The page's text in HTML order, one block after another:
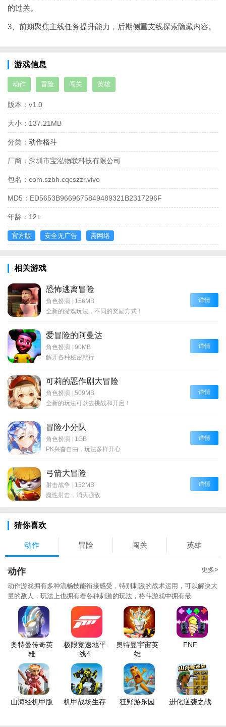
的过关。
3、前期聚焦主线任务提升能力，后期侧重支线探索隐藏内容。
游戏信息
动作 冒险 闯关 英雄
版本： v1.0
大小： 137.21MB
分类： 动作格斗
厂商： 深圳市宝泓物联科技有限公司
包名： com.szbh.cqcszzr.vivo
MD5： ED5653B9669675849489321B2317296F
年龄： 12+
官方版 安全无广告 需网络
相关游戏
恐怖逃离冒险
角色扮演 | 156MB
全新的游戏玩法，不同的奖励方式！
详情
爱冒险的阿曼达
角色扮演 | 90MB
解开各种秘密就行
详情
可莉的恶作剧大冒险
角色扮演 | 509MB
全新的玩法可以去挑战和开启！
详情
冒险小分队
角色扮演 | 1GB
PK兴奋自由，玩法多样开心
详情
弓箭大冒险
射击战争 | 152MB
魔性射击，消灭强敌
详情
猜你喜欢
动作 冒险 闯关 英雄
动作 更多>
动作游戏拥有多种流畅技能衔接感受，特别刺激的战术运用，可以解决大
量的敌人，玩法上也拥有着各种刺激的玩法，格斗游戏中拥有最
奥特曼传奇英
雄
极限竞速地平
线4
奥特曼宇宙英
雄
FNF
山海经机甲版 机甲战场生存 狂野游乐园 进化逆袭之战